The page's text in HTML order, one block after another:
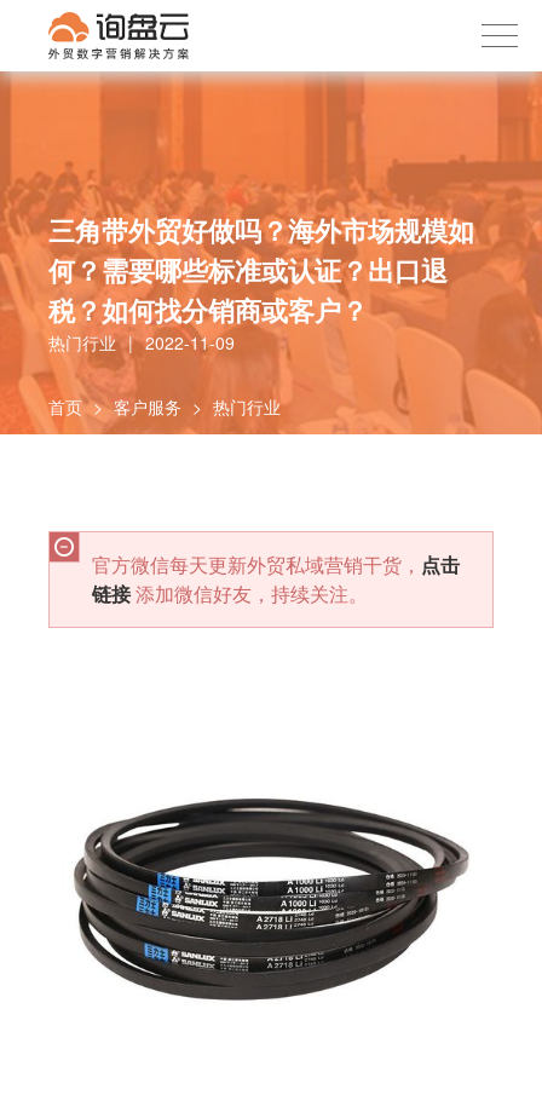
首页
客户案例
内容社区
关于我们
三角带外贸好做吗？海外市场规模如
何？需要哪些标准或认证？出口退
税？如何找分销商或客户？
热门行业 | 2022-11-09
首页 > 客户服务 > 热门行业
官方微信每天更新外贸私域营销干货， 点击
链接添加微信好友，持续关注。
下载APP